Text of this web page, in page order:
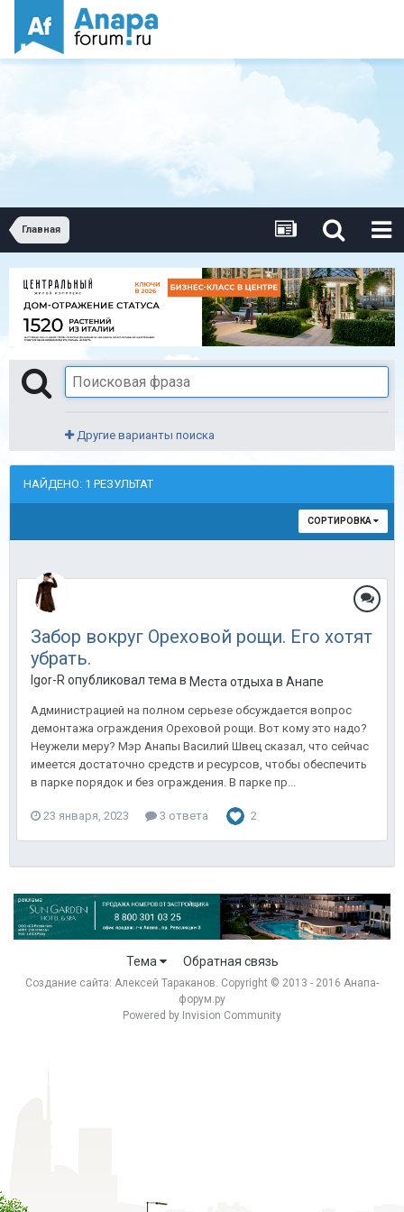
Главная
Другие варианты поиска
НАЙДЕНО: 1 РЕЗУЛЬТАТ
СОРТИРОВКА
Забор вокруг Ореховой рощи. Его хотят
убрать.
Igor-R опубликовал тема в Места отдыха в Анапе
Администрацией на полном серьезе обсуждается вопрос
демонтажа ограждения Ореховой рощи. Вот кому это надо?
Неужели меру? Мэр Анапы Василий Швец сказал, что сейчас
имеется достаточно средств и ресурсов, чтобы обеспечить
в парке порядок и без ограждения. В парке пр...
23 января, 2023 3 ответа 2
Тема Обратная связь
Создание сайта: Алексей Тараканов. Copyright © 2013 - 2016 Анапа-
форум.ру
Powered by Invision Community